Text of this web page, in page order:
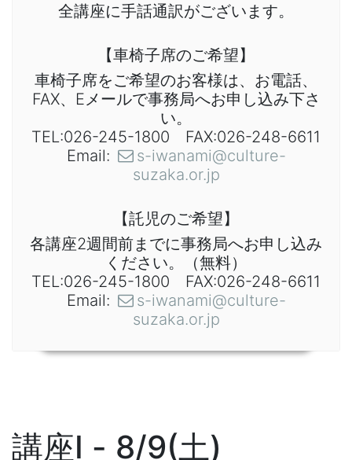
全講座に手話通訳がございます。
【車椅子席のご希望】
車椅子席をご希望のお客様は、お電話、
FAX、Eメールで事務局へお申し込み下さ
い。
TEL:026-245-1800 FAX:026-248-6611
Email:
s-iwanami@culture-
suzaka.or.jp
【託児のご希望】
各講座2週間前までに事務局へお申し込み
ください。（無料）
TEL:026-245-1800 FAX:026-248-6611
Email:
s-iwanami@culture-
suzaka.or.jp
講座I - 8/9(土)